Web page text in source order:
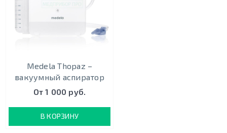
Medela Thopaz –
вакуумный аспиратор
От 1 000 руб.
В КОРЗИНУ